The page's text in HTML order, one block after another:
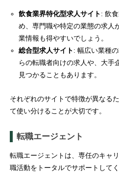
飲食業界特化型求人サイト: 飲
め、専門職や特定の業態の求人
業情報も得やすいでしょう。
総合型求人サイト: 幅広い業種
らの転職者向けの求人や、大手
見つかることもあります。
それぞれのサイトで特徴が異なる
て使い分けることが大切です。
転職エージェント
転職エージェントは、専任のキャ
職活動をトータルでサポートして